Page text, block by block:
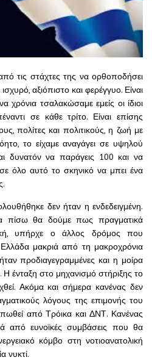
τις στάχτες της να ορθοποδήσει
αξιόπιστο και φερέγγυο. Είναι
τσαλακώσαμε εμείς οι ίδιοι
σε κάθε τρίτο. Είναι επίσης
πολίτες και πολιτικούς, η ζωή με
το είχαμε αναγάγει σε υψηλού
δυνατόν να παράγεις 100 και να
όλο αυτό το σκηνικό να μπει ένα
δεν ήταν η ενδεδειγμένη.
πίσω θα δούμε πως πραγματικά
υπήρχε ο άλλος δρόμος που
μακριά από τη μακροχρόνια
προδιαγεγραμμένες και η μοίρα
ένταξη στο μηχανισμό στήριξης το
Ακόμα και σήμερα κανένας δεν
λόγους της επιμονής του
από Τρόικα και ΔΝΤ. Κανένας
από ευνοϊκές συμβάσεις που θα
κόμβο στη νοτιοανατολική
νυκτί.